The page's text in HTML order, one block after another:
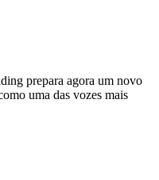
prepara agora um novo
uma das vozes mais